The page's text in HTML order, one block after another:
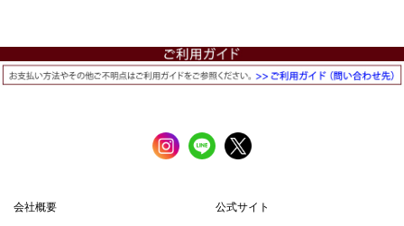
会社概要
公式サイト